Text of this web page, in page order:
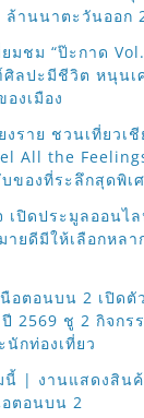
านนาตะวันออก
ยมชม “ป๊ะกาด
ลปะมีชีวิต หนุนเ
งเมือง
ราย ชวนเที่ยวเ
All the
ของที่ระลึกสุดพิเ
เปิดประมูลออนไ
ยดีมีให้เลือกหลา
อตอนบน 2 เปิดตั
2569 ชู 2 กิจกร
กท่องเที่ยว
นี้ | งานแสดงสิน
ตอนบน 2